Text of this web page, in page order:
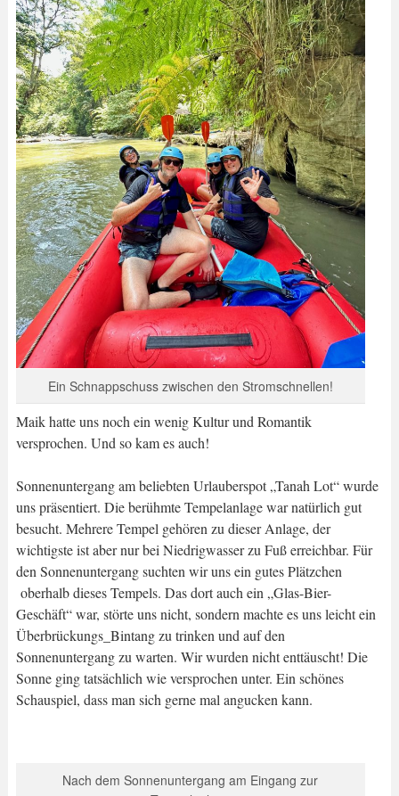
Ein Schnappschuss zwischen den Stromschnellen!
Maik hatte uns noch ein wenig Kultur und Romantik
versprochen. Und so kam es auch!
Sonnenuntergang am beliebten Urlauberspot „Tanah Lot“ wurde
uns präsentiert. Die berühmte Tempelanlage war natürlich gut
besucht. Mehrere Tempel gehören zu dieser Anlage, der
wichtigste ist aber nur bei Niedrigwasser zu Fuß erreichbar. Für
den Sonnenuntergang suchten wir uns ein gutes Plätzchen
oberhalb dieses Tempels. Das dort auch ein „Glas-Bier-
Geschäft“ war, störte uns nicht, sondern machte es uns leicht ein
Überbrückungs_Bintang zu trinken und auf den
Sonnenuntergang zu warten. Wir wurden nicht enttäuscht! Die
Sonne ging tatsächlich wie versprochen unter. Ein schönes
Schauspiel, dass man sich gerne mal angucken kann.
Nach dem Sonnenuntergang am Eingang zur